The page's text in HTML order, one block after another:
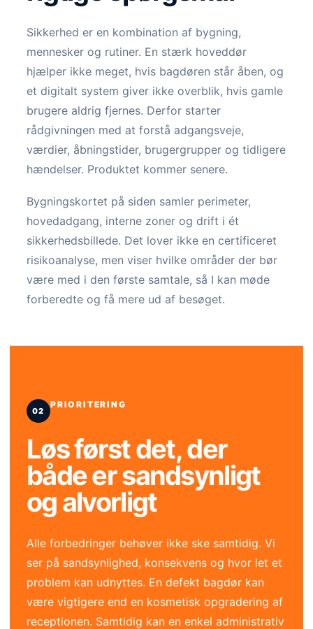
Sikkerhed er en kombination af bygning,
mennesker og rutiner. En stærk hoveddør
hjælper ikke meget, hvis bagdøren står åben, og
et digitalt system giver ikke overblik, hvis gamle
brugere aldrig fjernes. Derfor starter
rådgivningen med at forstå adgangsveje,
værdier, åbningstider, brugergrupper og tidligere
hændelser. Produktet kommer senere.
Bygningskortet på siden samler perimeter,
hovedadgang, interne zoner og drift i ét
sikkerhedsbillede. Det lover ikke en certificeret
risikoanalyse, men viser hvilke områder der bør
være med i den første samtale, så I kan møde
forberedte og få mere ud af besøget.
PRIORITERING
Løs først det, der
både er sandsynligt
og alvorligt
Alle forbedringer behøver ikke ske samtidig. Vi
ser på sandsynlighed, konsekvens og hvor let et
problem kan udnyttes. En defekt bagdør kan
være vigtigere end en kosmetisk opgradering af
receptionen. Samtidig kan en enkel administrativ